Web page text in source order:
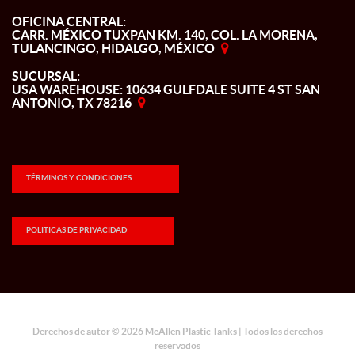
OFICINA CENTRAL:
CARR. MÉXICO TUXPAN KM. 140, COL. LA MORENA,
TULANCINGO, HIDALGO, MÉXICO
SUCURSAL:
USA WAREHOUSE: 10634 GULFDALE SUITE 4 ST SAN
ANTONIO, TX 78216
TÉRMINOS Y CONDICIONES
POLÍTICAS DE PRIVACIDAD
Derechos de autor © 2026 McAllen Plastic Tanks | Todos los derechos
reservados